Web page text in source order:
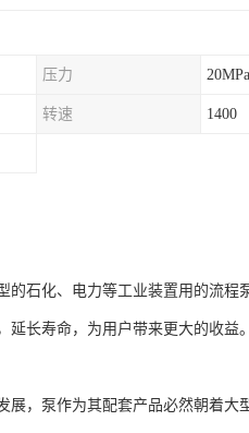
压力 20MPa
转速 1400
石化、电力等工业装置用的流程
长寿命，为用户带来更大的收益。
，泵作为其配套产品必然朝着大